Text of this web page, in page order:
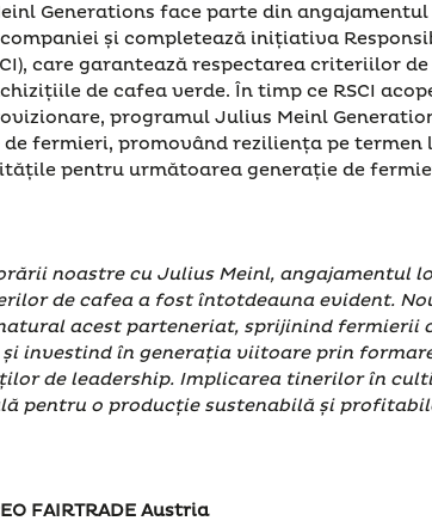
Generations face parte din
și completează inițiativa
care garantează respectarea criteriilor de
de cafea verde. În timp ce RSCI
programul Julius Meinl
fermieri, promovând reziliența pe termen
pentru următoarea generație de
noastre cu Julius Meinl, angajamentul
de cafea a fost întotdeauna evident.
acest parteneriat, sprijinind fermierii
și investind în generația viitoare prin
de leadership. Implicarea tinerilor în
pentru o producție sustenabilă și
FAIRTRADE Austria